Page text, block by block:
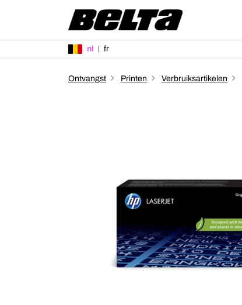
nl fr
Ontvangst Printen Verbruiksartikelen